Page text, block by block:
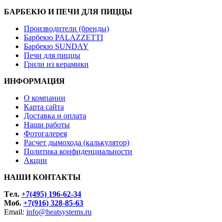
БАРБЕКЮ И ПЕЧИ ДЛЯ ПИЦЦЫ
Производители (бренды)
Барбекю PALAZZETTI
Барбекю SUNDAY
Печи для пиццы
Грили из керамики
ИНФОРМАЦИЯ
О компании
Карта сайта
Доставка и оплата
Наши работы
Фотогалерея
Расчет дымохода (калькулятор)
Политика конфиденциальности
Акции
НАШИ КОНТАКТЫ
Tел. +7(495) 196-62-34
Моб. +7(916) 328-85-63
Email: info@heatsystems.ru